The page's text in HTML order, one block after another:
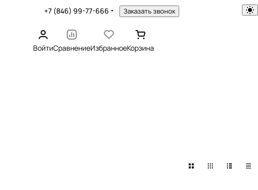
+7 (846) 99-77-666 Заказать звонок
ВойтиСравнениеИзбранноеКорзина